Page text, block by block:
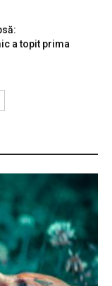
a topit prima